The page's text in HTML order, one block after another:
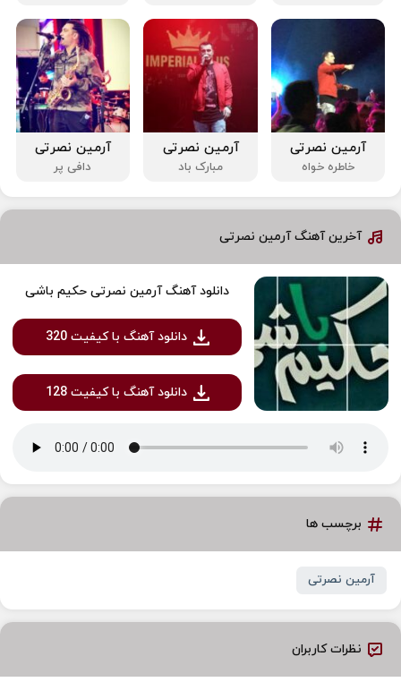
آرمین نصرتی
خاطره خواه
آرمین نصرتی
مبارک باد
آرمین نصرتی
دافی پر
آخرین آهنگ آرمین نصرتی
دانلود آهنگ آرمین نصرتی حکیم باشی
دانلود آهنگ با کیفیت 320
دانلود آهنگ با کیفیت 128
برچسب ها
آرمین نصرتی
نظرات کاربران